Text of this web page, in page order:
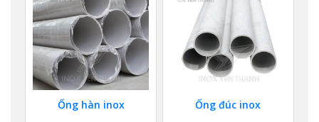
Ống hàn inox Ống đúc inox